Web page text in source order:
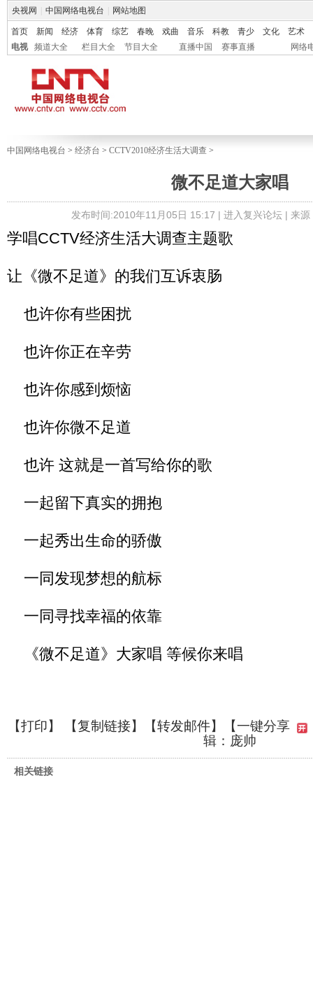
央视网 中国网络电视台 网站地图
首页 新闻 经济 体育 综艺 春晚 戏曲 音乐 科教 青少 文化
艺术
电视
频道大全 栏目大全 节目大全 直播中国 赛事直播 网络
中国网络电视台 > 经济台 > CCTV2010经济生活大调查 >
微不足道大家唱
发布时间:2010年11月05日 15:17 | 进入复兴论坛| 来源
学唱CCTV经济生活大调查主题歌
让《微不足道》的我们互诉衷肠
也许你有些困扰
也许你正在辛劳
也许你感到烦恼
也许你微不足道
也许 这就是一首写给你的歌
一起留下真实的拥抱
一起秀出生命的骄傲
一同发现梦想的航标
一同寻找幸福的依靠
《微不足道》大家唱 等候你来唱
【打印】 【复制链接】【转发邮件】
【一键分享
辑：庞帅
相关链接